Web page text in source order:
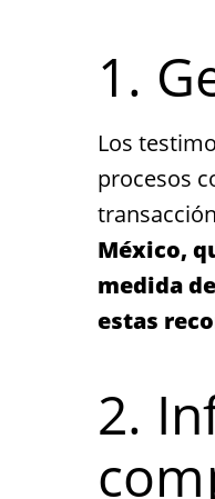
1.
Los
procesos
México,
medida
estas
2.